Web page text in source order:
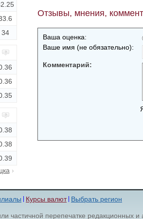
34
Отзывы, мнения,
Ваша оценка:
Ваше имя (не обязательно):
Комментарий:
Курсы валют Выбрать регион
частичной перепечатке редакционных и